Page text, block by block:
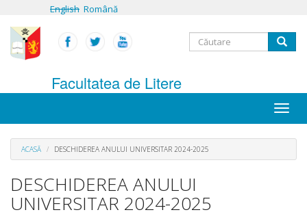
conţinutul
principal
English Română
Formular
căutare
Facultatea de Litere
Toggle
ACASĂ DESCHIDEREA ANULUI UNIVERSITAR 2024-2025
DESCHIDEREA ANULUI
UNIVERSITAR 2024-2025